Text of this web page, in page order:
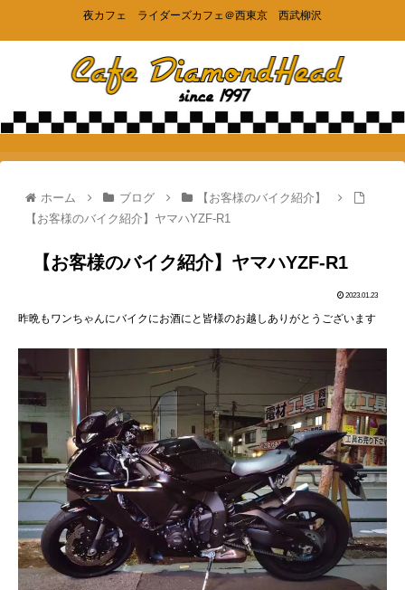
夜カフェ ライダーズカフェ＠西東京 西武柳沢
ホーム ブログ
【お客様のバイク紹介】
【お客様のバイク紹介】ヤマハYZF-R1
【お客様のバイク紹介】ヤマハYZF-R1
2023.01.23
昨晩もワンちゃんにバイクにお酒にと皆様のお越しありがとうございます